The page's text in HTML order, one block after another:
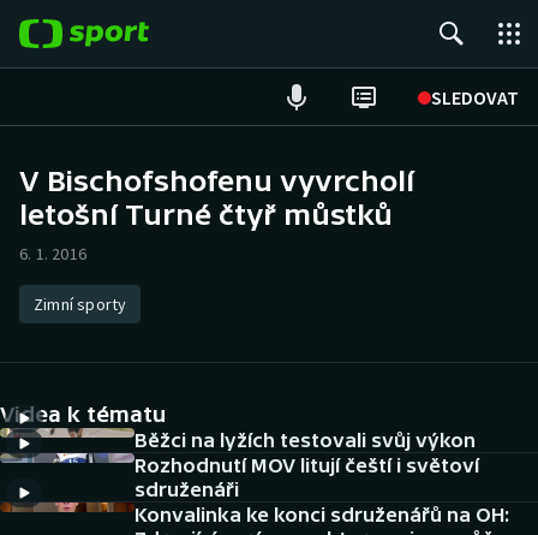
SLEDOVAT
Hokej
Atletika
DALŠÍ SPORTY
Americký fotbal
NEPŘEHLÉDNĚTE
V Bischofshofenu vyvrcholí
letošní Turné čtyř můstků
6. 1. 2016
Zimní sporty
Videa k tématu
Běžci na lyžích testovali svůj výkon
Rozhodnutí MOV litují čeští i světoví
sdruženáři
Konvalinka ke konci sdruženářů na OH: